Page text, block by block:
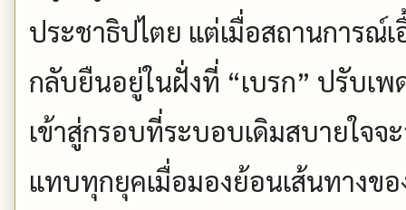
ประชาธิปไตย แต่เมื่อสถานการณ์
กลับยืนอยู่ในฝั่งที่ “เบรก” ปรับเพ
เข้าสู่กรอบที่ระบอบเดิมสบายใจ
แทบทุกยุคเมื่อมองย้อนเส้นทางข